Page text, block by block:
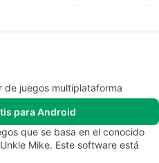
de juegos multiplataforma
para Android
que se basa en el conocido
Mike. Este software está